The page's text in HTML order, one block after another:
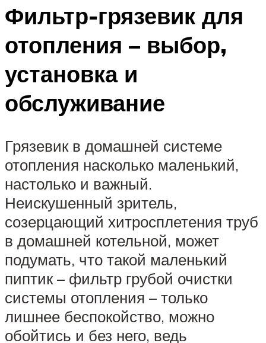
Фильтр-грязевик для
отопления – выбор,
установка и
обслуживание
Грязевик в домашней системе
отопления насколько маленький,
настолько и важный.
Неискушенный зритель,
созерцающий хитросплетения труб
в домашней котельной, может
подумать, что такой маленький
пиптик – фильтр грубой очистки
системы отопления – только
лишнее беспокойство, можно
обойтись и без него, ведь